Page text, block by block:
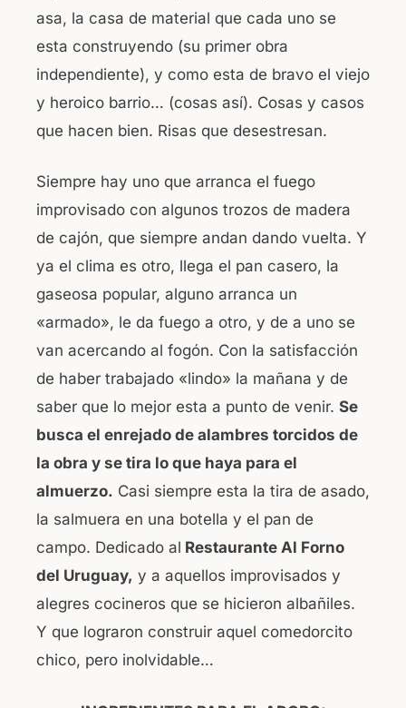
asa, la casa de material que cada uno se
esta construyendo (su primer obra
independiente), y como esta de bravo el viejo
y heroico barrio… (cosas así). Cosas y casos
que hacen bien. Risas que desestresan.
Siempre hay uno que arranca el fuego
improvisado con algunos trozos de madera
de cajón, que siempre andan dando vuelta. Y
ya el clima es otro, llega el pan casero, la
gaseosa popular, alguno arranca un
«armado», le da fuego a otro, y de a uno se
van acercando al fogón. Con la satisfacción
de haber trabajado «lindo» la mañana y de
saber que lo mejor esta a punto de venir. Se
busca el enrejado de alambres torcidos de
la obra y se tira lo que haya para el
almuerzo. Casi siempre esta la tira de asado,
la salmuera en una botella y el pan de
campo. Dedicado al Restaurante Al Forno
del Uruguay, y a aquellos improvisados y
alegres cocineros que se hicieron albañiles.
Y que lograron construir aquel comedorcito
chico, pero inolvidable…